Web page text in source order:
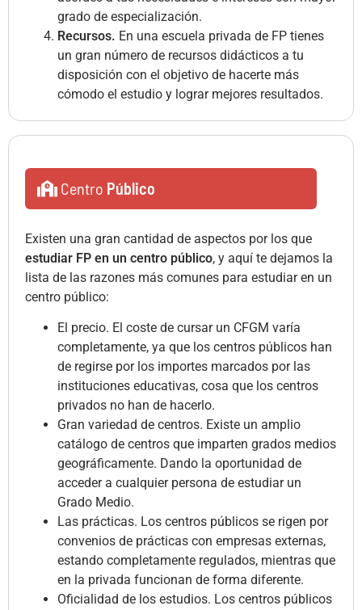
grado de especialización.
Recursos. En una escuela privada de FP tienes
un gran número de recursos didácticos a tu
disposición con el objetivo de hacerte más
cómodo el estudio y lograr mejores resultados.
Centro Público
Existen una gran cantidad de aspectos por los que
estudiar FP en un centro público, y aquí te dejamos la
lista de las razones más comunes para estudiar en un
centro público:
El precio. El coste de cursar un CFGM varía
completamente, ya que los centros públicos han
de regirse por los importes marcados por las
instituciones educativas, cosa que los centros
privados no han de hacerlo.
Gran variedad de centros. Existe un amplio
catálogo de centros que imparten grados medios
geográficamente. Dando la oportunidad de
acceder a cualquier persona de estudiar un
Grado Medio.
Las prácticas. Los centros públicos se rigen por
convenios de prácticas con empresas externas,
estando completamente regulados, mientras que
en la privada funcionan de forma diferente.
Oficialidad de los estudios. Los centros públicos